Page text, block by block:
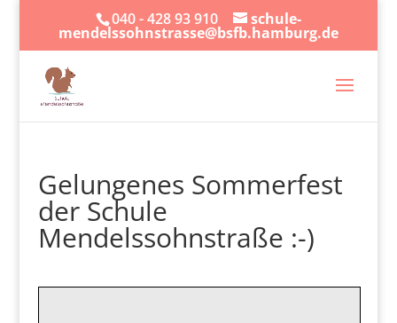
040 - 428 93 910 schule-
mendelssohnstrasse@bsfb.hamburg.de
Gelungenes Sommerfest
der Schule
Mendelssohnstraße :-)